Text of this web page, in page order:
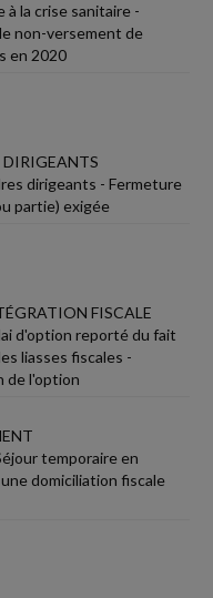
la crise sanitaire -
non-versement de
en 2020
DIRIGEANTS
dirigeants - Fermeture
partie) exigée
FISCALE
d'option reporté du fait
liasses fiscales -
de l'option
temporaire en
domiciliation fiscale